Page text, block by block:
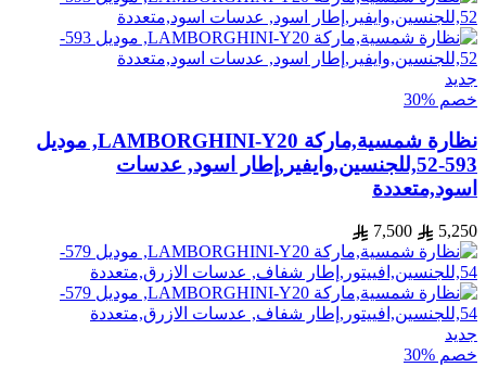
جديد
خصم %30
نظارة شمسية,ماركة LAMBORGHINI-Y20, موديل
593-52,للجنسين,وايفير,إطار اسود, عدسات
اسود,متعددة
5,250
7,500
جديد
خصم %30